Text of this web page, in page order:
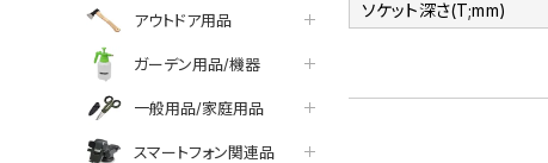
アウトドア用品
ガーデン用品/機器
一般用品/家庭用品
スマートフォン関連品
ソケット深さ(T;mm)